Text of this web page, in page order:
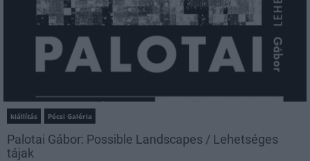
kiállítás Pécsi Galéria
Palotai Gábor: Possible Landscapes / Lehetséges
tájak